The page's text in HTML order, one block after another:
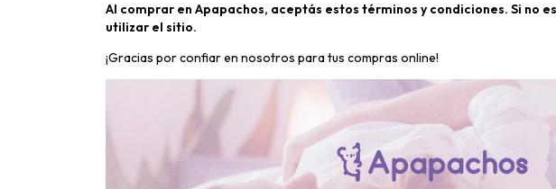
Al comprar en Apapachos, aceptás estos términos y condiciones. Si no
utilizar el sitio.
¡Gracias por confiar en nosotros para tus compras online!